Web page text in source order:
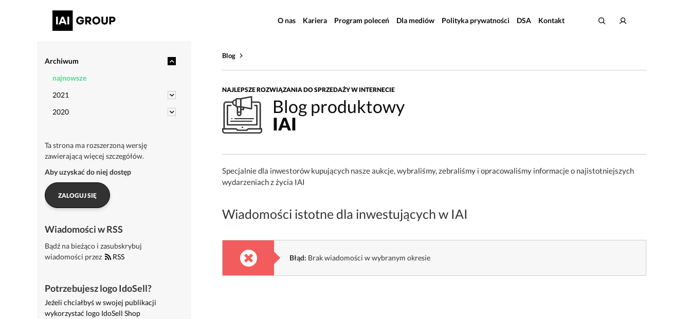
O nas Kariera Program poleceń Dla mediów Polityka prywatności DSA Kontakt
Archiwum
najnowsze
2021
2020
Ta strona ma rozszerzoną wersję
zawierającą więcej szczegółów.
Aby uzyskać do niej dostęp
ZALOGUJ SIĘ
Wiadomości w RSS
Bądź na bieżąco i zasubskrybuj
wiadomości przez
RSS
Potrzebujesz logo IdoSell?
Jeżeli chciałbyś w swojej publikacji
wykorzystać logo IdoSell Shop
Blog
NAJLEPSZE ROZWIĄZANIA DO SPRZEDAŻY W INTERNECIE
Blog produktowy
IAI
Specjalnie dla inwestorów kupujących nasze aukcje, wybraliśmy, zebraliśmy i opracowaliśmy informacje o najistotniejszych
wydarzeniach z życia IAI
Wiadomości istotne dla inwestujących w IAI
Błąd: Brak wiadomości w wybranym okresie